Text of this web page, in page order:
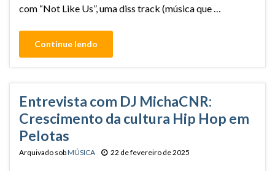
com “Not Like Us”, uma diss track (música que …
Continue lendo
Entrevista com DJ MichaCNR:
Crescimento da cultura Hip Hop em
Pelotas
Arquivado sobMÚSICA 22 de fevereiro de 2025